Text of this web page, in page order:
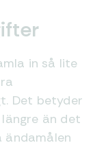
in så lite
Det betyder
än det